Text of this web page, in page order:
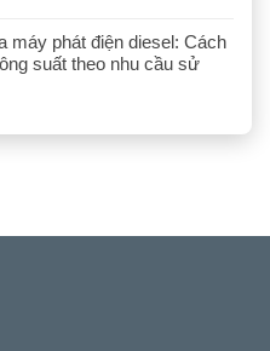
máy phát điện diesel: Cách
suất theo nhu cầu sử